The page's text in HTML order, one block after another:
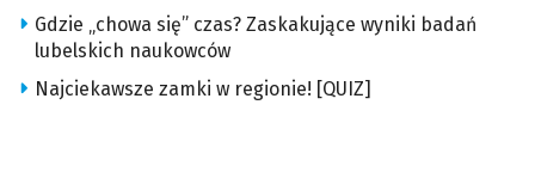
Gdzie „chowa się” czas? Zaskakujące wyniki badań
lubelskich naukowców
Najciekawsze zamki w regionie! [QUIZ]